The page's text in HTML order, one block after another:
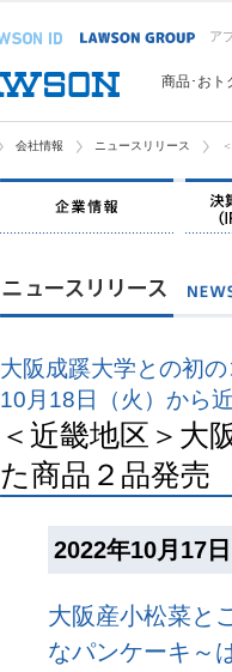
ア
商品･おト
会社情報 ニュースリリース
企業情
大阪成蹊大学との初
10月18日（火）から
＜近畿地区＞大
た商品２品発売
2022年10月17日
大阪産小松菜と
なパンケーキ～